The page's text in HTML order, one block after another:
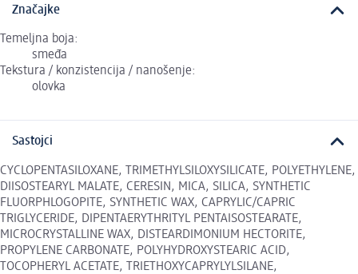
Značajke
Temeljna boja:
smeđa
Tekstura / konzistencija / nanošenje:
olovka
Sastojci
CYCLOPENTASILOXANE, TRIMETHYLSILOXYSILICATE, POLYETHYLENE,
DIISOSTEARYL MALATE, CERESIN, MICA, SILICA, SYNTHETIC
FLUORPHLOGOPITE, SYNTHETIC WAX, CAPRYLIC/CAPRIC
TRIGLYCERIDE, DIPENTAERYTHRITYL PENTAISOSTEARATE,
MICROCRYSTALLINE WAX, DISTEARDIMONIUM HECTORITE,
PROPYLENE CARBONATE, POLYHYDROXYSTEARIC ACID,
TOCOPHERYL ACETATE, TRIETHOXYCAPRYLYLSILANE,